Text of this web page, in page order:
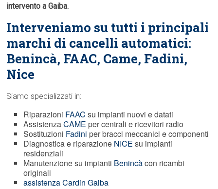
intervento a Gaiba.
Interveniamo su tutti i principali
marchi di cancelli automatici:
Benincà, FAAC, Came, Fadini,
Nice
Siamo specializzati in:
Riparazioni FAAC su impianti nuovi e datati
AssistenzaCAME per centrali e ricevitori radio
Sostituzioni Fadini per bracci meccanici e componenti
Diagnostica e riparazione NICE su impianti
residenziali
Manutenzione su impianti Benincàcon ricambi
originali
assistenza Cardin Gaiba